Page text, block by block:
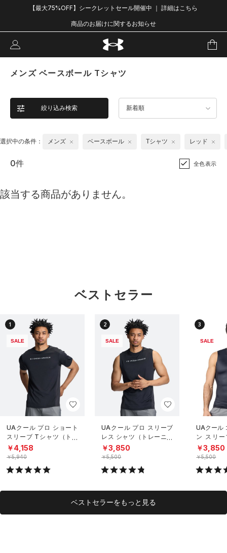
【最大75%OFF】シークレットセール開催中 ｜ 詳細はこちら
商品のお届けに関するお知らせ
メンズ ベースボール Tシャツ
絞り込み検索 新着順
選択中の条件： メンズ ベースボール Tシャツ レッド
0件 全色表示
該当する商品がありません。
ベストセラー
1
SALE
UAクール プロ ショート
スリーブ Tシャツ（トレ
ーニング/MEN）
￥4,158
￥5,940
2
SALE
UAクール プロ スリーブ
レス シャツ（トレーニン
グ/MEN）
￥3,850
￥5,500
3
SALE
UAクール
ン スリ
（トレー
￥3,850
￥5,500
ベストセラーをもっと見る